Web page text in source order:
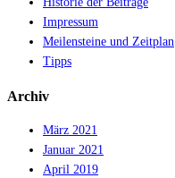
Impressum
Meilensteine und Zeitplan
Tipps
Archiv
März 2021
Januar 2021
April 2019